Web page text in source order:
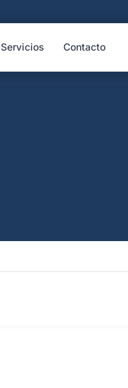
Servicios Contacto